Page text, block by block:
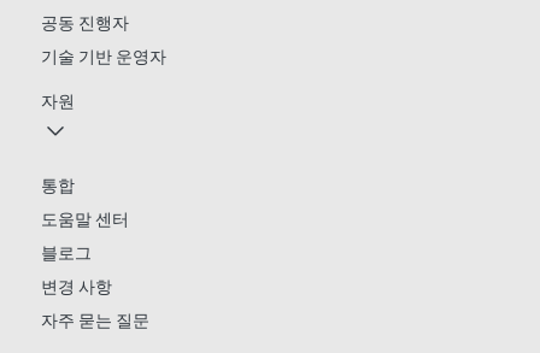
공동 진행자
기술 기반 운영자
자원
통합
도움말 센터
블로그
변경 사항
자주 묻는 질문